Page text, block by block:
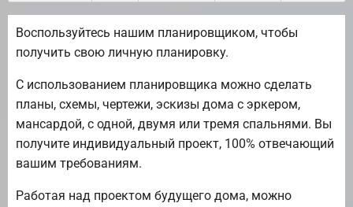
Воспользуйтесь нашим планировщиком, чтобы
получить свою личную планировку.
С использованием планировщика можно сделать
планы, схемы, чертежи, эскизы дома с эркером,
мансардой, с одной, двумя или тремя спальнями. Вы
получите индивидуальный проект, 100% отвечающий
вашим требованиям.
Работая над проектом будущего дома, можно